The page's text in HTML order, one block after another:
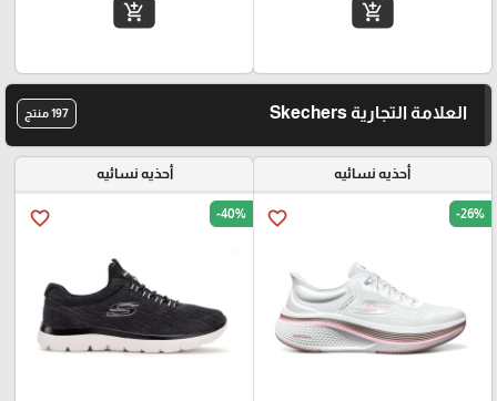
add_shopping_cart
add_shopping_cart
العلامة التجارية Skechers 197 منتج
أحذيه نسائيه
favorite_border -26%
أحذيه نسائيه
favorite_border -40%